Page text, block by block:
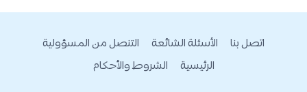
اتصل بنا الأسئلة الشائعة
التنصل من المسؤولية
الرئيسية
الشروط والأحكام